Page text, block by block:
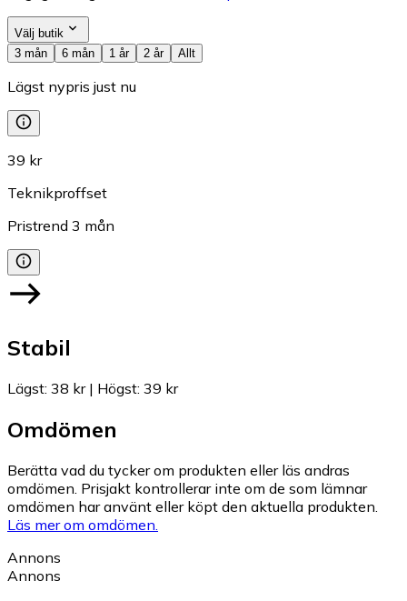
Välj butik
3 mån
6 mån 1 år 2 år Allt
Lägst nypris just nu
39 kr
Teknikproffset
Pristrend 3 mån
Stabil
Lägst: 38 kr| Högst: 39 kr
Omdömen
Berätta vad du tycker om produkten eller läs andras
omdömen. Prisjakt kontrollerar inte om de som lämnar
omdömen har använt eller köpt den aktuella produkten.
Läs mer om omdömen.
Annons
Annons